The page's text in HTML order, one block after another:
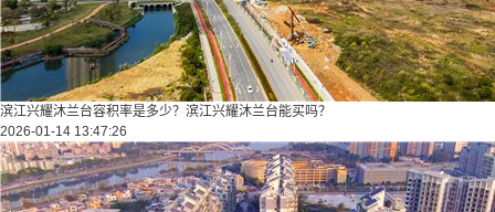
滨江兴耀沐兰台容积率是多少？滨江兴耀沐兰台能买吗？
2026-01-14 13:47:26